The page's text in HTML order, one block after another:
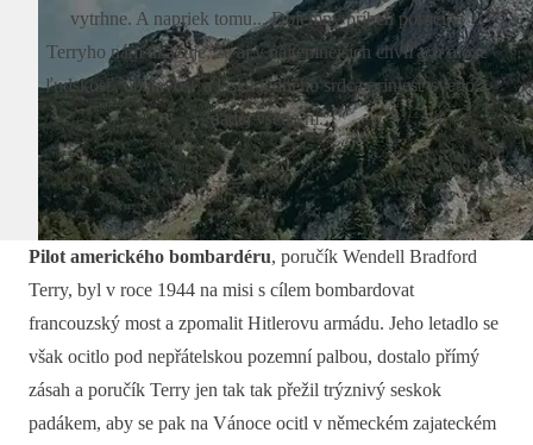
vytrhne. A napriek tomu... Dojemný príbeh poručíka
Terryho nám ukazuje, že aj v najtemnejších chvíľach môže
ľudskosť, obetavosť a láska jedného srdca priniesť svetlo a
nádej všetkým.
Pilot amerického bombardéru, poručík Wendell Bradford
Terry, byl v roce 1944 na misi s cílem bombardovat
francouzský most a zpomalit Hitlerovu armádu. Jeho letadlo se
však ocitlo pod nepřátelskou pozemní palbou, dostalo přímý
zásah a poručík Terry jen tak tak přežil trýznivý seskok
padákem, aby se pak na Vánoce ocitl v německém zajateckém